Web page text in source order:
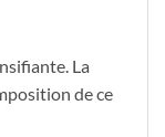
La
de ce